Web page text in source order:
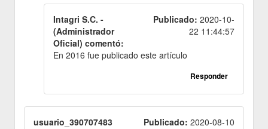
Intagri S.C. -
(Administrador
Oficial) comentó:
Publicado: 2020-10-
22 11:44:57
En 2016 fue publicado este artículo
Responder
usuario_390707483
Publicado: 2020-08-10